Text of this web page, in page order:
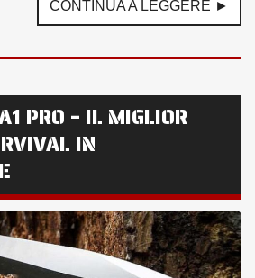
CONTINUA A LEGGERE ►
PRO – IL MIGLIOR
IN